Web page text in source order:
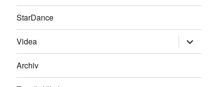
StarDance
Videa Zobrazit
položky
Archiv